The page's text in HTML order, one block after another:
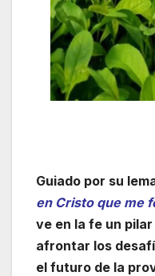
Guiado por su
en Cristo que me
ve en la fe un
afrontar los
el futuro de la